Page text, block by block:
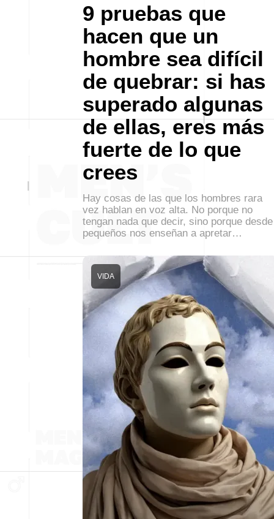
9 pruebas que
hacen que un
hombre sea difícil
de quebrar: si has
superado algunas
de ellas, eres más
fuerte de lo que
crees
Hay cosas de las que los hombres rara
vez hablan en voz alta. No porque no
tengan nada que decir, sino porque desde
pequeños nos enseñan a apretar…
VIDA